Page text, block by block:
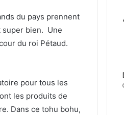
du pays prennent
super bien. Une
du roi Pétaud.
pour tous les
les produits de
Dans ce tohu bohu,